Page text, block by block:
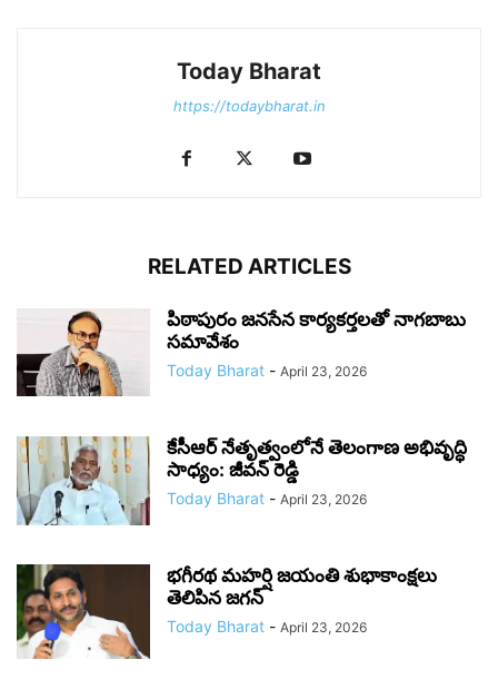
Today Bharat
https://todaybharat.in
RELATED ARTICLES
పిఠాపురం జనసేన కార్యకర్తలతో నాగబాబు
సమావేశం
Today Bharat - April 23, 2026
కేసీఆర్ నేతృత్వంలోనే తెలంగాణ అభివృద్ధి
సాధ్యం: జీవన్ రెడ్డి
Today Bharat - April 23, 2026
భగీరథ మహర్షి జయంతి శుభాకాంక్షలు
తెలిపిన జగన్‌
Today Bharat - April 23, 2026